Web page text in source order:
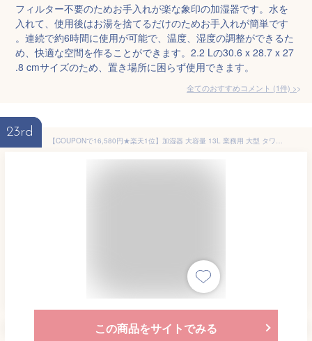
フィルター不要のためお手入れが楽な象印の加湿器です。水を
入れて、使用後はお湯を捨てるだけのためお手入れが簡単です
。連続で約6時間に使用が可能で、温度、湿度の調整ができるた
め、快適な空間を作ることができます。2.2 Lの30.6 x 28.7 x 27
.8 cmサイズのため、置き場所に困らず使用できます。
全てのおすすめコメント (1件) >
23rd
【COUPONで16,580円★楽天1位】加湿器 大容量 13L 業務用 大型 タワー 加熱式 スチーム式 静音 60時間連続加湿 大型加湿器 お手入れ簡単 UV除菌 上から給水 床置き 加湿器 リビング 寝室 加湿器 加湿器 タワー型 加湿器 スリム 加湿器 人気 加湿器
この商品をサイトでみる